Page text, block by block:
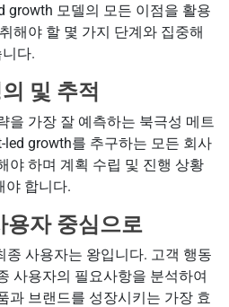
growth 모델의 모든 이점을 활용
해야 할 몇 가지 단계와 집중해
다.
및 추적
을 가장 잘 예측하는 북극성 메트
led growth를 추구하는 모든 회사
야 하며 계획 수립 및 진행 상황
야 합니다.
용자 중심으로
종 사용자는 왕입니다. 고객 행동
사용자의 필요사항을 분석하여
과 브랜드를 성장시키는 가장 효